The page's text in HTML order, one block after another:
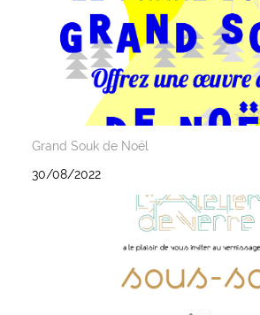
Grand Souk de Noël
30/08/2022